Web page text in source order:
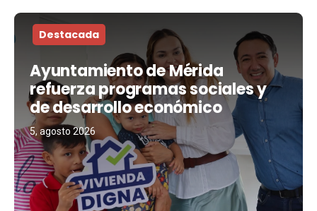
Destacada
Ayuntamiento de Mérida
refuerza programas sociales y
de desarrollo económico
5, agosto 2026